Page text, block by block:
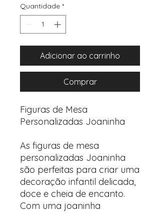
Quantidade *
Adicionar ao carrinho
Comprar
Figuras de Mesa
Personalizadas Joaninha
As figuras de mesa
personalizadas Joaninha
são perfeitas para criar uma
decoração infantil delicada,
doce e cheia de encanto.
Com uma joaninha